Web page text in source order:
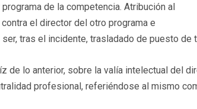
de la competencia. Atribución al
el director del otro programa e
tras el incidente, trasladado de puesto de
de lo anterior, sobre la valía intelectual del
profesional, referiéndose al mismo